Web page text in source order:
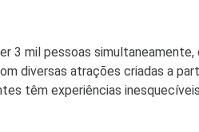
mil pessoas
diversas atrações criadas a
têm experiências